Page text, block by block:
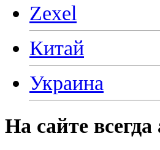
Zexel
Китай
Украина
На сайте